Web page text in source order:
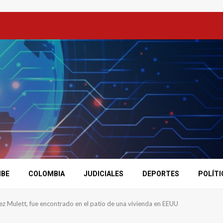
COLOMBIA JUDICIALES DEPORTES
Mulett, fue encontrado en el patio de una vivienda en EEUU